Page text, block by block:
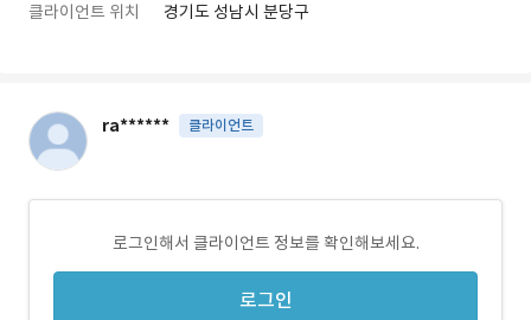
클라이언트 위치 경기도 성남시 분당구
ra****** 클라이언트
로그인해서 클라이언트 정보를 확인해보세요.
로그인